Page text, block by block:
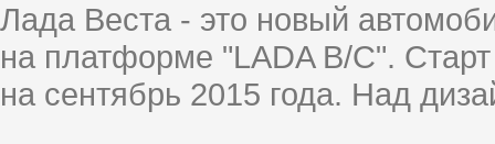
Лада Веста - это новый
на платформе "LADA B/C".
на сентябрь 2015 года. Над